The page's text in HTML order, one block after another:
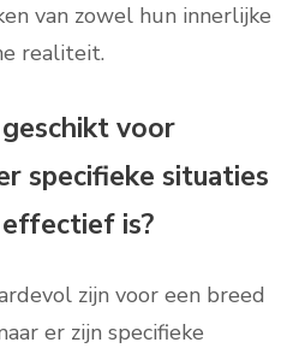
van zowel hun innerlijke
realiteit.
voor
specifieke situaties
is?
zijn voor een breed
er zijn specifieke